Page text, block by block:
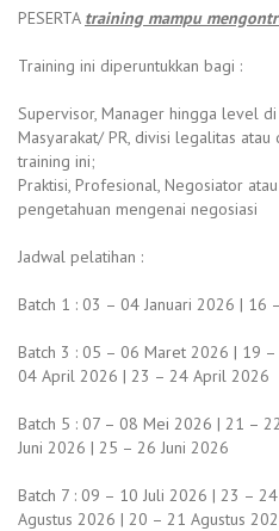
PESERTA training mampu
Training ini diperuntukkan bagi :
Supervisor, Manager hingga level
Masyarakat/ PR, divisi legalitas
training ini;
Praktisi, Profesional, Negosiator
pengetahuan mengenai negosiasi
Jadwal pelatihan :
Batch 1 : 03 – 04 Januari 2026 | 16
Batch 3 : 05 – 06 Maret 2026 | 19
04 April 2026 | 23 – 24 April 2026
Batch 5 : 07 – 08 Mei 2026 | 21 –
Juni 2026 | 25 – 26 Juni 2026
Batch 7 : 09 – 10 Juli 2026 | 23 –
Agustus 2026 | 20 – 21 Agustus